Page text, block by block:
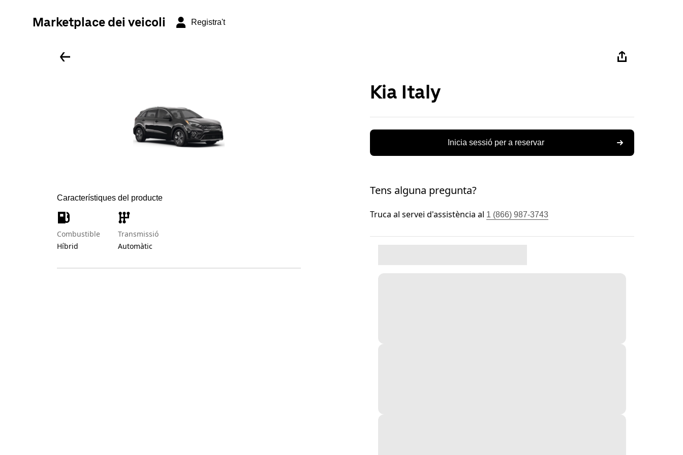
Marketplace dei veicoli Registra't
Característiques del producte
Combustible
Híbrid
Transmissió
Automàtic
Kia Italy
Inicia sessió per a reservar
Tens alguna pregunta?
Truca al servei d'assistència al 1 (866) 987-3743